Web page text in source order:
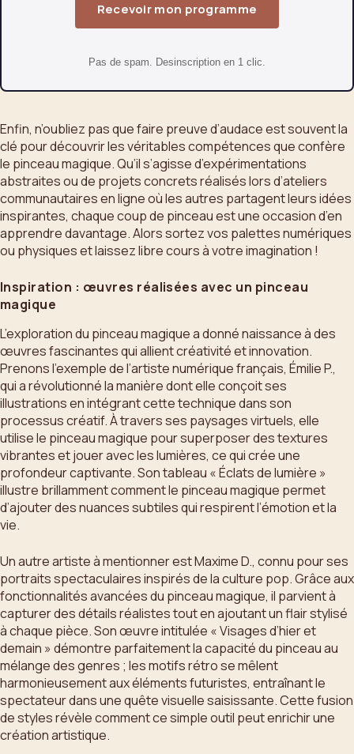
Recevoir mon programme
Pas de spam. Desinscription en 1 clic.
Enfin, n’oubliez pas que faire preuve d’audace est souvent la
clé pour découvrir les véritables compétences que confère
le pinceau magique. Qu’il s’agisse d’expérimentations
abstraites ou de projets concrets réalisés lors d’ateliers
communautaires en ligne où les autres partagent leurs idées
inspirantes, chaque coup de pinceau est une occasion d’en
apprendre davantage. Alors sortez vos palettes numériques
ou physiques et laissez libre cours à votre imagination !
Inspiration : œuvres réalisées avec un pinceau
magique
L’exploration du pinceau magique a donné naissance à des
œuvres fascinantes qui allient créativité et innovation.
Prenons l’exemple de l’artiste numérique français, Émilie P.,
qui a révolutionné la manière dont elle conçoit ses
illustrations en intégrant cette technique dans son
processus créatif. À travers ses paysages virtuels, elle
utilise le pinceau magique pour superposer des textures
vibrantes et jouer avec les lumières, ce qui crée une
profondeur captivante. Son tableau « Éclats de lumière »
illustre brillamment comment le pinceau magique permet
d’ajouter des nuances subtiles qui respirent l’émotion et la
vie.
Un autre artiste à mentionner est Maxime D., connu pour ses
portraits spectaculaires inspirés de la culture pop. Grâce aux
fonctionnalités avancées du pinceau magique, il parvient à
capturer des détails réalistes tout en ajoutant un flair stylisé
à chaque pièce. Son œuvre intitulée « Visages d’hier et
demain » démontre parfaitement la capacité du pinceau au
mélange des genres ; les motifs rétro se mêlent
harmonieusement aux éléments futuristes, entraînant le
spectateur dans une quête visuelle saisissante. Cette fusion
de styles révèle comment ce simple outil peut enrichir une
création artistique.